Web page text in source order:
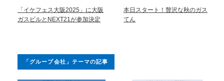
「イケフェス大阪2025」に大阪
ガスビルとNEXT21が参加決定
本日スタート！贅沢な秋のガス
てん
「グループ会社」テーマの記事